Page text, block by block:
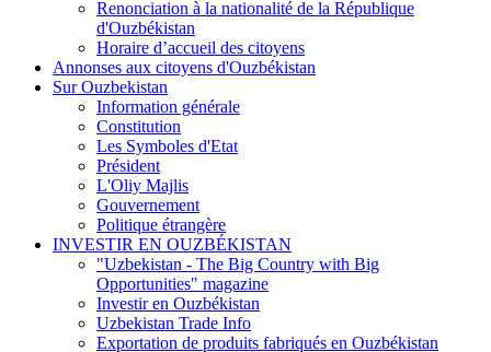
Renonciation à la nationalité de la République
d'Ouzbékistan
Horaire d’accueil des citoyens
Annonses aux citoyens d'Ouzbékistan
Sur Ouzbekistan
Information générale
Constitution
Les Symboles d'Etat
Président
L'Oliy Majlis
Gouvernement
Politique étrangère
INVESTIR EN OUZBÉKISTAN
"Uzbekistan - The Big Country with Big
Opportunities" magazine
Investir en Ouzbékistan
Uzbekistan Trade Info
Exportation de produits fabriqués en Ouzbékistan